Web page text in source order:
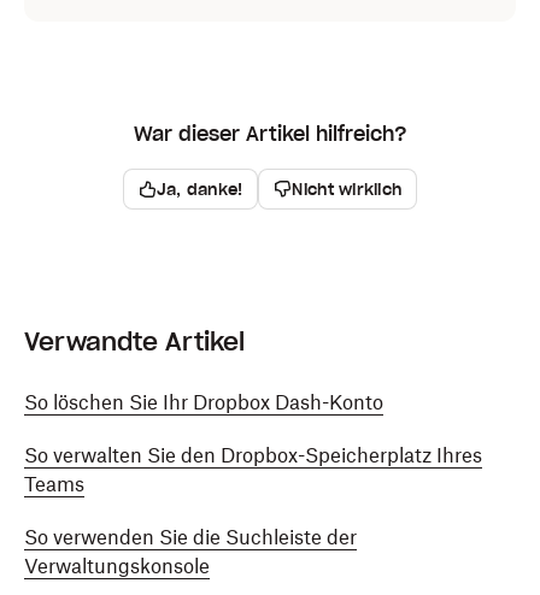
War dieser Artikel hilfreich?
Ja, danke! Nicht wirklich
Verwandte Artikel
So löschen Sie Ihr Dropbox Dash-Konto
So verwalten Sie den Dropbox-Speicherplatz Ihres
Teams
So verwenden Sie die Suchleiste der
Verwaltungskonsole